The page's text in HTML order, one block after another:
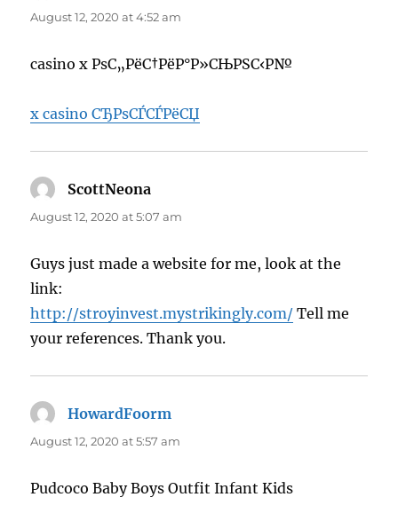
August 12, 2020 at 4:52 am
casino x РѕС„РёС†РёР°Р»СЊРЅС‹Р№
x casino СЂРѕСЃСЃРёСЏ
ScottNeona
August 12, 2020 at 5:07 am
Guys just made a website for me, look at the
link:
http://stroyinvest.mystrikingly.com/ Tell me
your references. Thank you.
HowardFoorm
August 12, 2020 at 5:57 am
Pudcoco Baby Boys Outfit Infant Kids